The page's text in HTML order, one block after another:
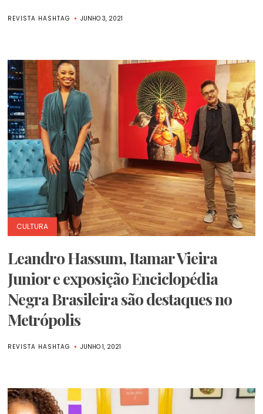
REVISTA HASHTAG JUNHO 3, 2021
CULTURA
Leandro Hassum, Itamar Vieira
Junior e exposição Enciclopédia
Negra Brasileira são destaques no
Metrópolis
REVISTA HASHTAG JUNHO 1, 2021